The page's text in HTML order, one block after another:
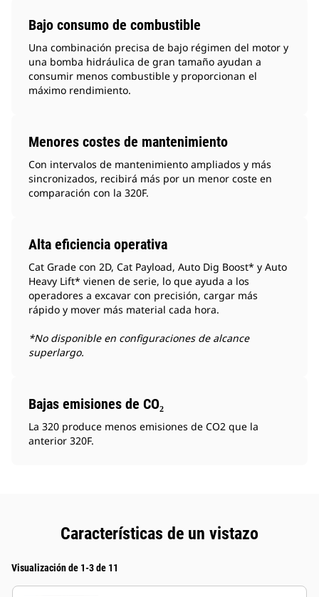
Bajo consumo de combustible
Una combinación precisa de bajo régimen del motor y
una bomba hidráulica de gran tamaño ayudan a
consumir menos combustible y proporcionan el
máximo rendimiento.
Menores costes de mantenimiento
Con intervalos de mantenimiento ampliados y más
sincronizados, recibirá más por un menor coste en
comparación con la 320F.
Alta eficiencia operativa
Cat Grade con 2D, Cat Payload, Auto Dig Boost* y Auto
Heavy Lift* vienen de serie, lo que ayuda a los
operadores a excavar con precisión, cargar más
rápido y mover más material cada hora.
*No disponible en configuraciones de alcance
superlargo.
Bajas emisiones de CO₂
La 320 produce menos emisiones de CO2 que la
anterior 320F.
Características de un vistazo
Visualización de 1-3 de 11